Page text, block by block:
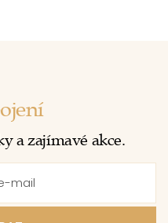
a zajímavé akce.